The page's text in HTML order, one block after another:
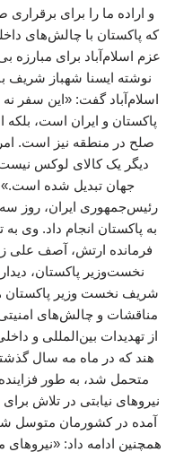
و اراده ما را برای
که پاکستان با چالش‌های
عزم اسلام‌آباد برای مبارزه
نوشته ایسنا شهباز شریف
اسلام‌آباد گفت: «این سفر نه
پاکستان و ایران است،
صلح در منطقه نیز است.
دیگر یک کالای لوکس
جهان تبدیل شده است.»
به پاکستان انجام داد. وی
فرمانده ارتش، آصف علی
نخست‌وزیر پاکستان،
شریف نخست وزیر پاکستان
مناقشات و چالش‌های
از تهدیدات بین‌المللی و
هند که در ماه مه سال
متحمل شد، به طور
نیروهای نیابتی در تلاش
آمده در کشورمان متوسل
همچنین ادامه داد: